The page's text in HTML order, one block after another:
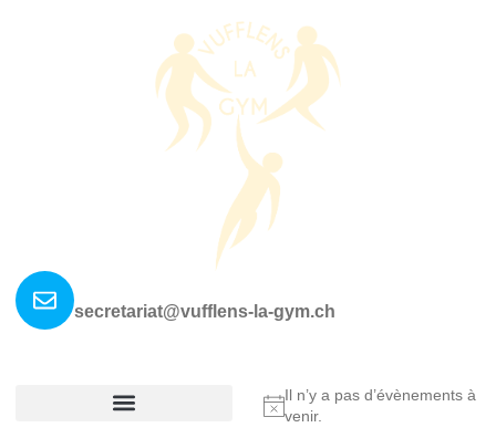
secretariat@vufflens-la-gym.ch
Notice
Il n’y a pas d’évènements à
venir.